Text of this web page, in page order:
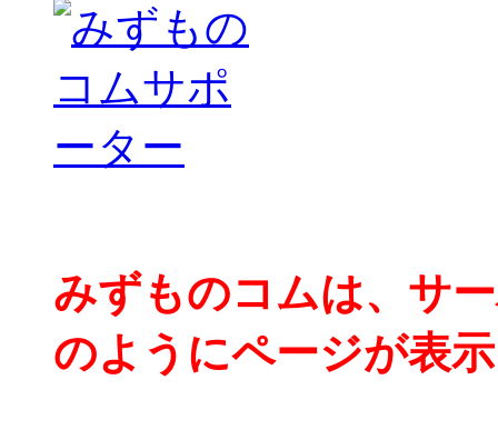
みずものコムは、サ
のようにページが表